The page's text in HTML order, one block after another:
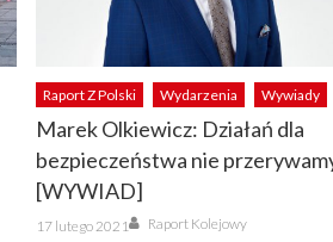
Raport Z Polski Wydarzenia Wywiady
Marek Olkiewicz: Działań dla
bezpieczeństwa nie
[WYWIAD]
Posted
on
17 lutego 2021 Author
Raport Kolejowy